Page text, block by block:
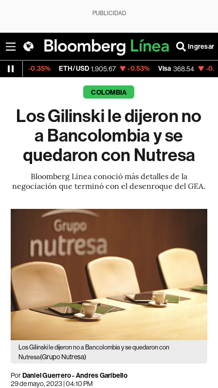
PUBLICIDAD
Ingresar
ETH/USD 1,905.67 -0.53% Visa 368.54 -0.28%
COLOMBIA
Los Gilinski le dijeron no
a Bancolombia y se
quedaron con Nutresa
Bloomberg Línea conoció más detalles de la
negociación que terminó con el desenroque del GEA.
Los Gilinski le dijeron no a Bancolombia y se quedaron con
Nutresa(Grupo Nutresa)
PorDaniel Guerrero-Andres Garibello
29 de mayo, 2023 | 04:10 PM